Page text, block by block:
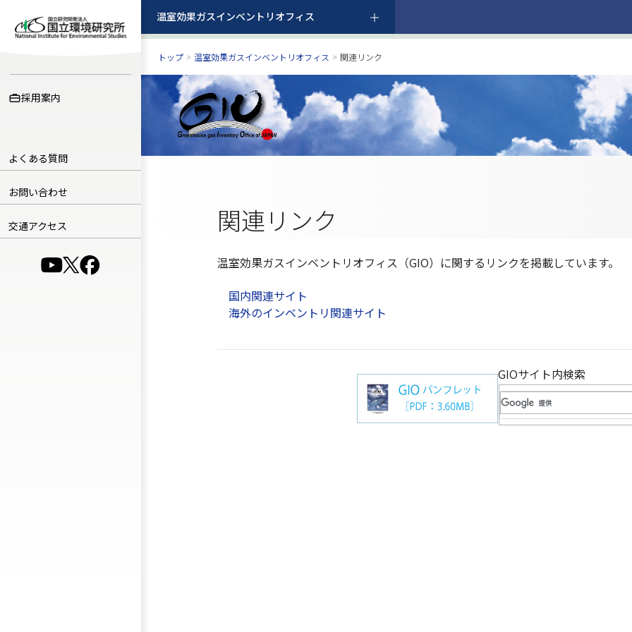
採用案内
よくある質問
お問い合わせ
交通アクセス
（別ウインドウで開きます）
（別ウインドウで開きます）
（別ウインドウで開きます）
温室効果ガスインベントリオフィス
トップ > 温室効果ガスインベントリオフィス > 関連リンク
温室効果ガスインベントリオフィス
関連リンク
温室効果ガスインベントリオフィス（GIO）に関するリンクを掲載しています。
国内関連サイト
海外のインベントリ関連サイト
（別ウインドウで開きま
GIOサイト内検索